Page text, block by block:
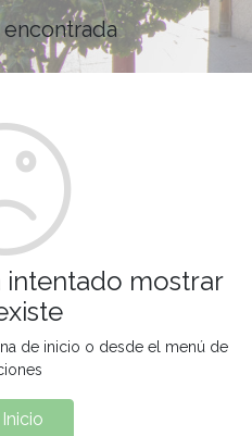
intentado mostrar
de inicio o desde el menú de
Inicio